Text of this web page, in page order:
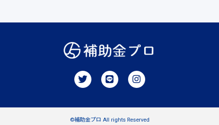
©補助金プロ All rights Reserved